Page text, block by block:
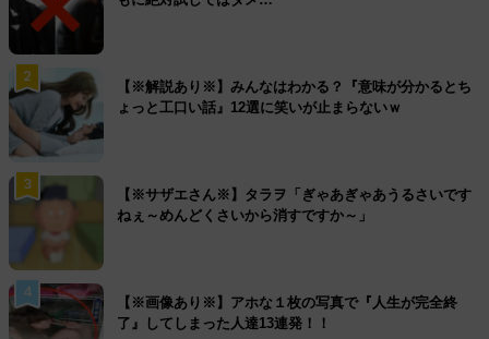
2
【※解説あり※】みんなはわかる？『意味が分かるとち
ょっと工口い話』12選に笑いが止まらないｗ
3
【※サザエさん※】タラヲ「ぎゃあぎゃあうるさいです
ねぇ～めんどくさいから消すですか～」
4
【※画像あり※】アホな１枚の写真で『人生が完全終
了』してしまった人達13連発！！